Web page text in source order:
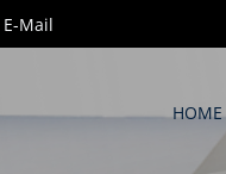
E-Mail
HOME